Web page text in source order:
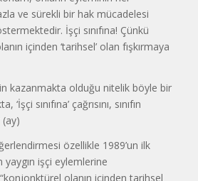
ve sürekli bir hak mücadelesi
İşçi sınıfına! Çünkü
içinden ‘tarihsel’ olan fışkırmaya
kazanmakta olduğu nitelik böyle bir
sınıfına’ çağrısını, sınıfın
(ay)
özellikle 1989’un ilk
yaygın işçi eylemlerine
olanın içinden tarihsel